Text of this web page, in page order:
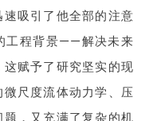
吸引了他全部的注意
工程背景——解决未来
赋予了研究坚实的现
尺度流体动力学、压